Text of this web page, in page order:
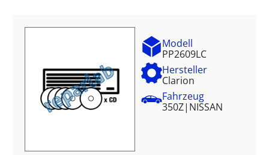
Modell
PP2609LC
Hersteller
Clarion
Fahrzeug
350Z| NISSAN